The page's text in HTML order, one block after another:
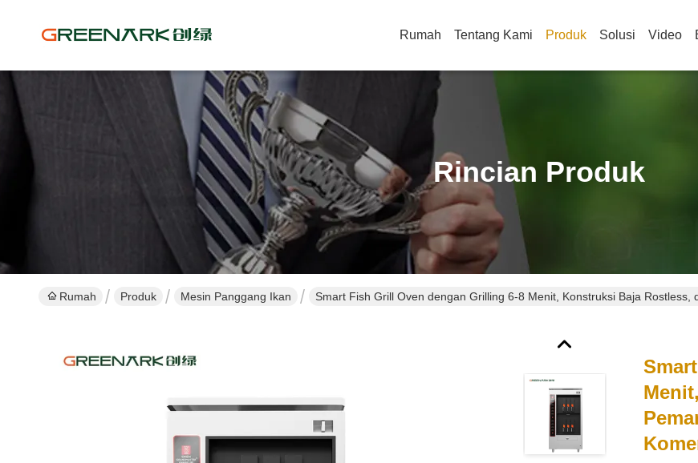
Rumah Tentang Kami Produk Solusi Video
Rincian Produk
Rumah Produk Mesin Panggang Ikan Smart Fish Grill Oven dengan Grilling 6-8 Menit, Konstruksi Baja